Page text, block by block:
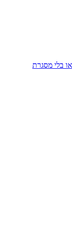
בלי מסגרת